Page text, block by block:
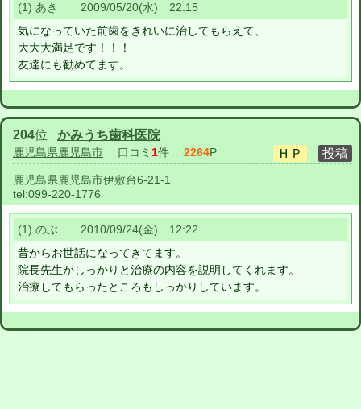
(1) あき 2009/05/20(水) 22:15
気になっていた前歯をきれいに治してもらえて、
大大大満足です！！！
友達にも勧めてます。
204位 かみうち歯科医院
鹿児島県鹿児島市 口コミ 1件 2264P
鹿児島県鹿児島市伊敷台6-21-1
tel:099-220-1776
(1) のぶ 2010/09/24(金) 12:22
昔からお世話になってきてます。
院長先生がしっかりと治療の内容を説明してくれます。
治療してもらったところもしっかりしています。